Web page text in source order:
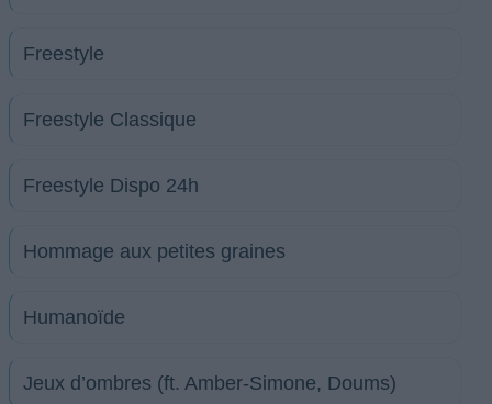
Freestyle
Freestyle Classique
Freestyle Dispo 24h
Hommage aux petites graines
Humanoïde
Jeux d’ombres (ft. Amber-Simone, Doums)